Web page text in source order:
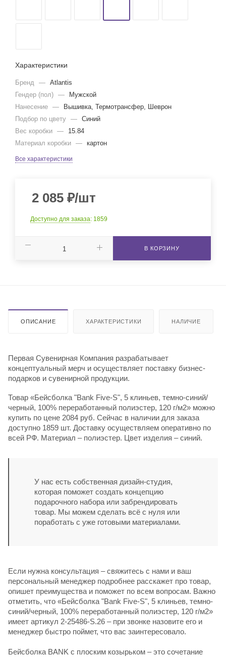
Характеристики
Бренд — Atlantis
Гендер (пол) —
Мужской
Нанесение —
Вышивка, Термотрансфер, Шеврон
Подбор по цвету — Синий
Вес коробки —
15.84
Материал коробки — картон
Все характеристики
2 085 ₽/шт
Доступно для заказа: 1859
В КОРЗИНУ
ОПИСАНИЕ ХАРАКТЕРИСТИКИ НАЛИЧИЕ
Первая Сувенирная Компания разрабатывает
концептуальный мерч и осуществляет поставку бизнес-
подарков и сувенирной продукции.
Товар «Бейсболка "Bank Five-S", 5 клиньев, темно-синий/
черный, 100% переработанный полиэстер, 120 г/м2» можно
купить по цене 2084 руб. Сейчас в наличии для заказа
доступно 1859 шт. Доставку осуществляем оперативно по
всей РФ. Материал – полиэстер. Цвет изделия – синий.
У нас есть собственная дизайн-студия,
которая поможет создать концепцию
подарочного набора или забрендировать
товар. Мы можем сделать всё с нуля или
поработать с уже готовыми материалами.
Если нужна консультация – свяжитесь с нами и ваш
персональный менеджер подробнее расскажет про товар,
опишет преимущества и поможет по всем вопросам. Важно
отметить, что «Бейсболка "Bank Five-S", 5 клиньев, темно-
синий/черный, 100% переработанный полиэстер, 120 г/м2»
имеет артикул 2-25486-S.26 – при звонке назовите его и
менеджер быстро поймет, что вас заинтересовало.
Бейсболка BANK с плоским козырьком – это сочетание